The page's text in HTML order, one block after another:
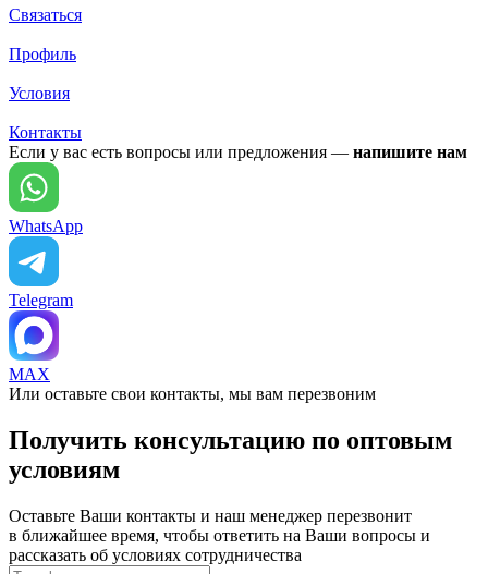
Связаться
Профиль
Условия
Контакты
Если у вас есть вопросы или предложения — напишите нам
WhatsApp
Telegram
MAX
Или оставьте свои контакты, мы вам перезвоним
Получить консультацию по оптовым
условиям
Оставьте Ваши контакты и наш менеджер перезвонит
в ближайшее время, чтобы ответить на Ваши вопросы и
рассказать об условиях сотрудничества